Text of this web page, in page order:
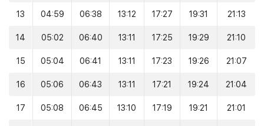
13 04:59 06:38 13:12 17:27 19:31 21:13
14 05:02 06:40 13:11 17:25 19:29 21:10
15 05:04 06:41 13:11 17:23 19:26 21:07
16 05:06 06:43 13:11 17:21 19:24 21:04
17 05:08 06:45 13:10 17:19 19:21 21:01